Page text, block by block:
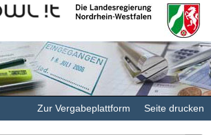
Landesregierung
Nordrhein-
Zur Vergabeplattform Seite drucken